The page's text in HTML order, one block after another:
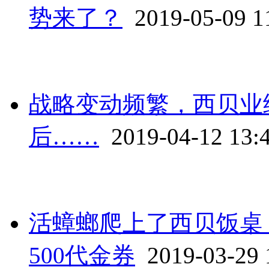
势来了？
2019-05-09
战略变动频繁，西贝
后…… 2019-04-12
活蟑螂爬上了西贝饭
500代金券 2019-03-29